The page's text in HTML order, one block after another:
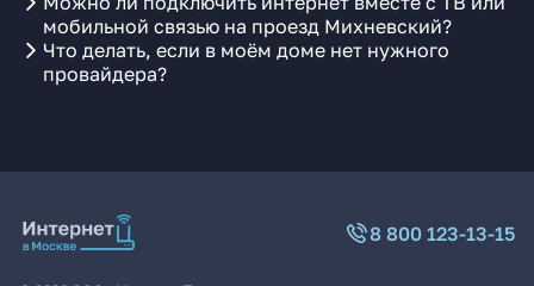
мобильной связью на проезд Михневский?
Что делать, если в моём доме нет нужного
провайдера?
8 800 123-13-15